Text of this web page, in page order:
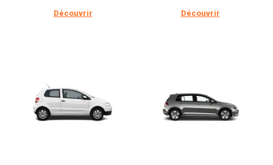
Découvrir Découvrir